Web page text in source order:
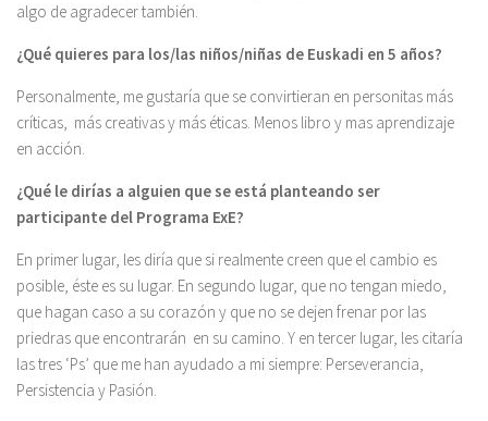
algo de agradecer también.
¿Qué quieres para los/las niños/niñas de Euskadi en 5 años?
Personalmente, me gustaría que se convirtieran en personitas más
críticas, más creativas y más éticas. Menos libro y mas aprendizaje
en acción.
¿Qué le dirías a alguien que se está planteando ser
participante del Programa ExE?
En primer lugar, les diría que si realmente creen que el cambio es
posible, éste es su lugar. En segundo lugar, que no tengan miedo,
que hagan caso a su corazón y que no se dejen frenar por las
priedras que encontrarán en su camino. Y en tercer lugar, les citaría
las tres ‘Ps’ que me han ayudado a mi siempre: Perseverancia,
Persistencia y Pasión.